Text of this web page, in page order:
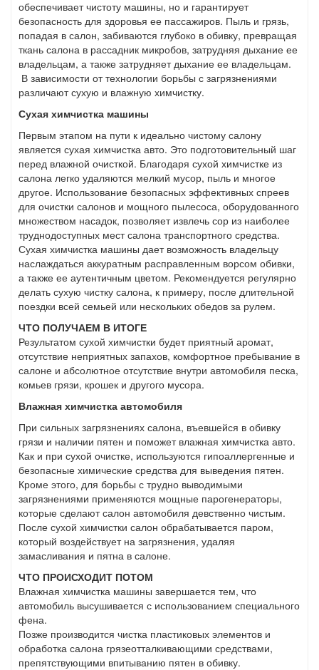
обеспечивает чистоту машины, но и гарантирует
безопасность для здоровья ее пассажиров. Пыль и грязь,
попадая в салон, забиваются глубоко в обивку, превращая
ткань салона в рассадник микробов, затрудняя дыхание ее
владельцам, а также затрудняет дыхание ее владельцам.
В зависимости от технологии борьбы с загрязнениями
различают сухую и влажную химчистку.
Сухая химчистка машины
Первым этапом на пути к идеально чистому салону
является сухая химчистка авто. Это подготовительный шаг
перед влажной очисткой. Благодаря сухой химчистке из
салона легко удаляются мелкий мусор, пыль и многое
другое. Использование безопасных эффективных спреев
для очистки салонов и мощного пылесоса, оборудованного
множеством насадок, позволяет извлечь сор из наиболее
труднодоступных мест салона транспортного средства.
Сухая химчистка машины дает возможность владельцу
наслаждаться аккуратным расправленным ворсом обивки,
а также ее аутентичным цветом. Рекомендуется регулярно
делать сухую чистку салона, к примеру, после длительной
поездки всей семьей или нескольких обедов за рулем.
ЧТО ПОЛУЧАЕМ В ИТОГЕ
Результатом сухой химчистки будет приятный аромат,
отсутствие неприятных запахов, комфортное пребывание в
салоне и абсолютное отсутствие внутри автомобиля песка,
комьев грязи, крошек и другого мусора.
Влажная химчистка автомобиля
При сильных загрязнениях салона, въевшейся в обивку
грязи и наличии пятен и поможет влажная химчистка авто.
Как и при сухой очистке, используются гипоаллергенные и
безопасные химические средства для выведения пятен.
Кроме этого, для борьбы с трудно выводимыми
загрязнениями применяются мощные парогенераторы,
которые сделают салон автомобиля девственно чистым.
После сухой химчистки салон обрабатывается паром,
который воздействует на загрязнения, удаляя
замасливания и пятна в салоне.
ЧТО ПРОИСХОДИТ ПОТОМ
Влажная химчистка машины завершается тем, что
автомобиль высушивается с использованием специального
фена.
Позже производится чистка пластиковых элементов и
обработка салона грязеотталкивающими средствами,
препятствующими впитыванию пятен в обивку.